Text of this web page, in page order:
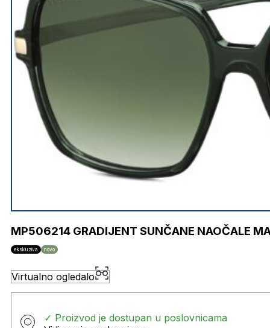
MP506214 GRADIJENT SUNČANE NAOČALE
ekskluziva novo
Virtualno ogledalo
✓ Proizvod je dostupan u poslovnicama